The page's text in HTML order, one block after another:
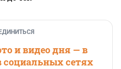
и видео дня — в
сетях